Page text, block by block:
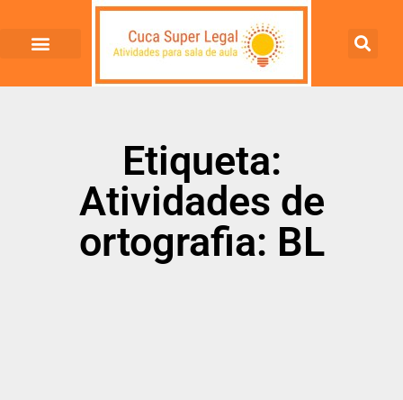
Etiqueta:
Atividades de
ortografia: BL